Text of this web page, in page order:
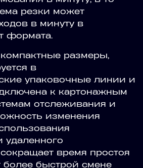
резки может
в минуту в
формата.
размеры,
в
упаковочные линии и
к картонажным
отслеживания и
изменения
удаленного
время простоя
более быстрой смене